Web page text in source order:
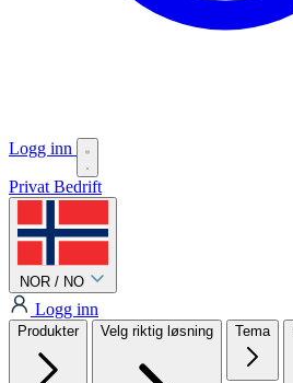
Logg inn
Privat Bedrift
NOR / NO
Logg inn
Produkter Velg riktig løsning Tema